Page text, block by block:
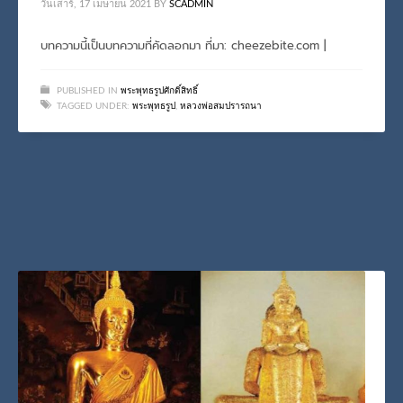
วันเสาร์, 17 เมษายน 2021 BY SCADMIN
บทความนี้เป็นบทความที่คัดลอกมา ที่มา: cheezebite.com |
PUBLISHED IN พระพุทธรูปศักดิ์สิทธิ์
TAGGED UNDER: พระพุทธรูป , หลวงพ่อสมปรารถนา